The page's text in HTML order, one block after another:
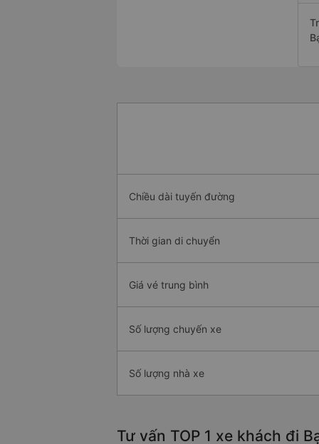
Chiều dài tuyến đường
Thời gian di chuyển
Giá vé trung bình
Số lượng chuyến xe
Số lượng nhà xe
Tư vấn TOP 1 xe khách đi